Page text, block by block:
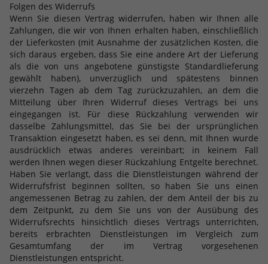
Folgen des Widerrufs
Wenn Sie diesen Vertrag widerrufen, haben wir Ihnen alle
Zahlungen, die wir von Ihnen erhalten haben, einschließlich
der Lieferkosten (mit Ausnahme der zusätzlichen Kosten, die
sich daraus ergeben, dass Sie eine andere Art der Lieferung
als die von uns angebotene günstigste Standardlieferung
gewählt haben), unverzüglich und spätestens binnen
vierzehn Tagen ab dem Tag zurückzuzahlen, an dem die
Mitteilung über Ihren Widerruf dieses Vertrags bei uns
eingegangen ist. Für diese Rückzahlung verwenden wir
dasselbe Zahlungsmittel, das Sie bei der ursprünglichen
Transaktion eingesetzt haben, es sei denn, mit Ihnen wurde
ausdrücklich etwas anderes vereinbart; in keinem Fall
werden Ihnen wegen dieser Rückzahlung Entgelte berechnet.
Haben Sie verlangt, dass die Dienstleistungen während der
Widerrufsfrist beginnen sollten, so haben Sie uns einen
angemessenen Betrag zu zahlen, der dem Anteil der bis zu
dem Zeitpunkt, zu dem Sie uns von der Ausübung des
Widerrufsrechts hinsichtlich dieses Vertrags unterrichten,
bereits erbrachten Dienstleistungen im Vergleich zum
Gesamtumfang der im Vertrag vorgesehenen
Dienstleistungen entspricht.